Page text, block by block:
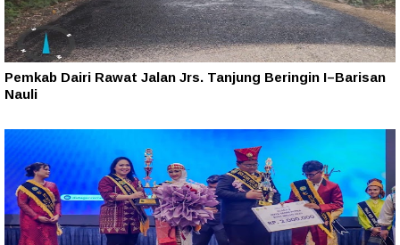
Pemkab Dairi Rawat Jalan Jrs. Tanjung Beringin I–Barisan
Nauli